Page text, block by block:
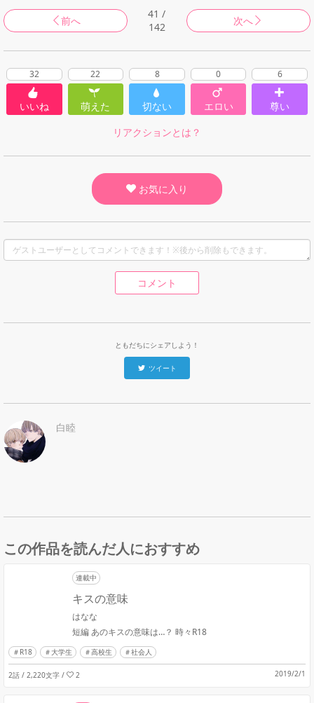
前へ
41 /
142
次へ
32
いいね
22
萌えた
8
切ない
0
エロい
6
尊い
リアクションとは？
お気に入り
コメント
ともだちにシェアしよう！
ツイート
白睦
この作品を読んだ人におすすめ
連載中
キスの意味
はなな
短編 あのキスの意味は…？ 時々R18
R18 大学生 高校生 社会人
2話 / 2,220文字 / 2 2019/2/1